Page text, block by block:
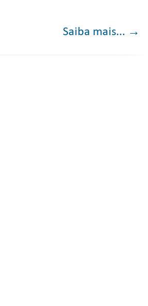
Saiba mais...